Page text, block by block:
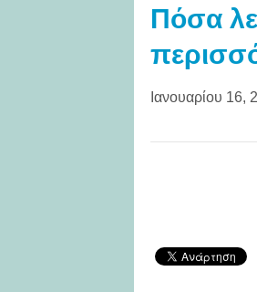
Πόσα
Ιανουαρίου 16,